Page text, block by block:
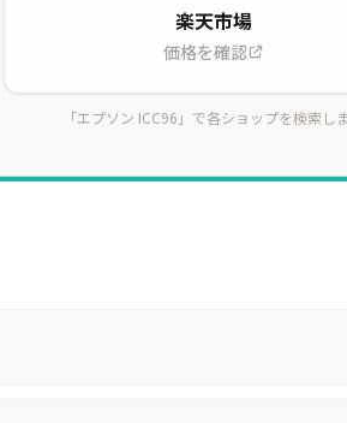
楽天市場
価格を確認
「エプソン ICC96」で各ショップを検索し